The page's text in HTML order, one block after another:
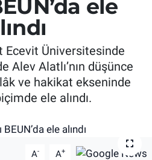
ele
Ecevit Üniversitesinde
Alev Alatlı’nın düşünce
ve hakikat ekseninde
ele alındı.
A- A+